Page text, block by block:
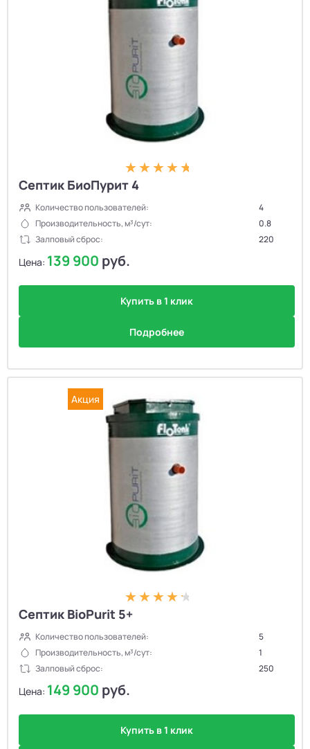
Количество пользователей ↓
Септик БиоПурит 4
Количество пользователей:
4
Производительность, м³/сут:
0.8
Залповый сброс:
220
Цена: 139 900 руб.
Купить в 1 клик
Подробнее
Акция
Септик BioPurit 5+
Количество пользователей:
5
Производительность, м³/сут:
1
Залповый сброс:
250
Цена: 149 900 руб.
Купить в 1 клик